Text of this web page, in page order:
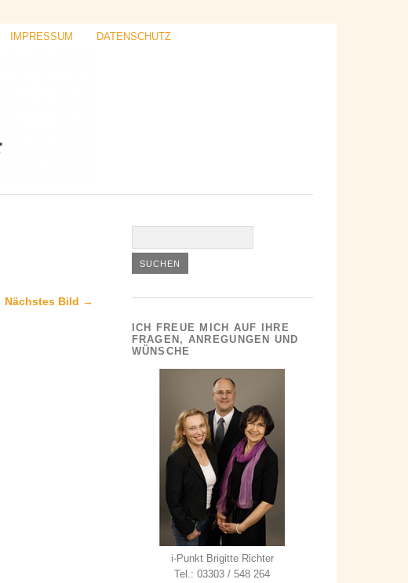
IMPRESSUM DATENSCHUTZ
Nächstes Bild →
ICH FREUE MICH AUF IHRE
FRAGEN, ANREGUNGEN UND
WÜNSCHE
i-Punkt Brigitte Richter
Tel.: 03303 / 548 264